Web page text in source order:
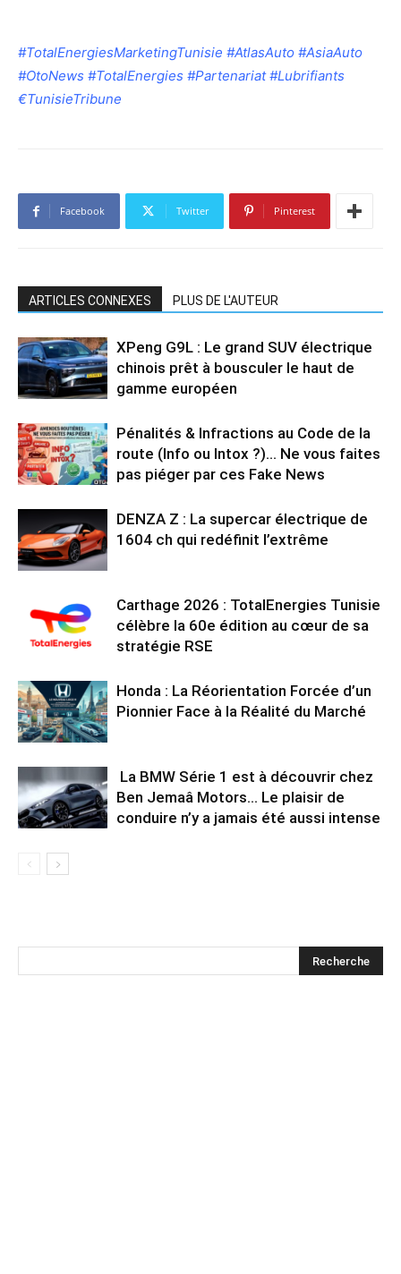
#TotalEnergiesMarketingTunisie #AtlasAuto #AsiaAuto
#OtoNews #TotalEnergies #Partenariat #Lubrifiants
€TunisieTribune
Facebook Twitter Pinterest
ARTICLES CONNEXES PLUS DE L'AUTEUR
XPeng G9L : Le grand SUV électrique
chinois prêt à bousculer le haut de
gamme européen
Pénalités & Infractions au Code de la
route (Info ou Intox ?)… Ne vous faites
pas piéger par ces Fake News
DENZA Z : La supercar électrique de
1604 ch qui redéfinit l’extrême
Carthage 2026 : TotalEnergies Tunisie
célèbre la 60e édition au cœur de sa
stratégie RSE
Honda : La Réorientation Forcée d’un
Pionnier Face à la Réalité du Marché
La BMW Série 1 est à découvrir chez
Ben Jemaâ Motors… Le plaisir de
conduire n’y a jamais été aussi intense